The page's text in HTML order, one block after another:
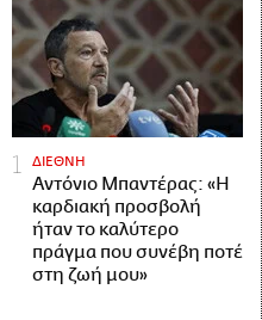
ΔΙΕΘΝΗ
Αντόνιο Μπαντέρας: «Η
καρδιακή προσβολή
ήταν το καλύτερο
πράγμα που συνέβη ποτέ
στη ζωή μου»